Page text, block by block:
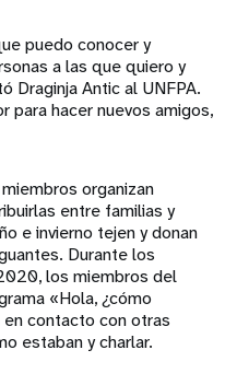
puedo conocer y
a las que quiero y
Draginja Antic al UNFPA.
para hacer nuevos amigos,
organizan
entre familias y
e invierno tejen y donan
Durante los
los miembros del
«Hola, ¿cómo
contacto con otras
estaban y charlar.